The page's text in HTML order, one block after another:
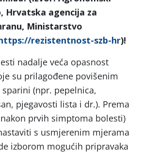
Hrvatska agencija za
Ministarstvo
rezistentnost-szb-hr)!
nadalje veća opasnost
su prilagođene povišenim
(npr. pepelnica,
pjegavosti lista i dr.). Prema
prvih simptoma bolesti)
s usmjerenim mjerama
izborom mogućih pripravaka